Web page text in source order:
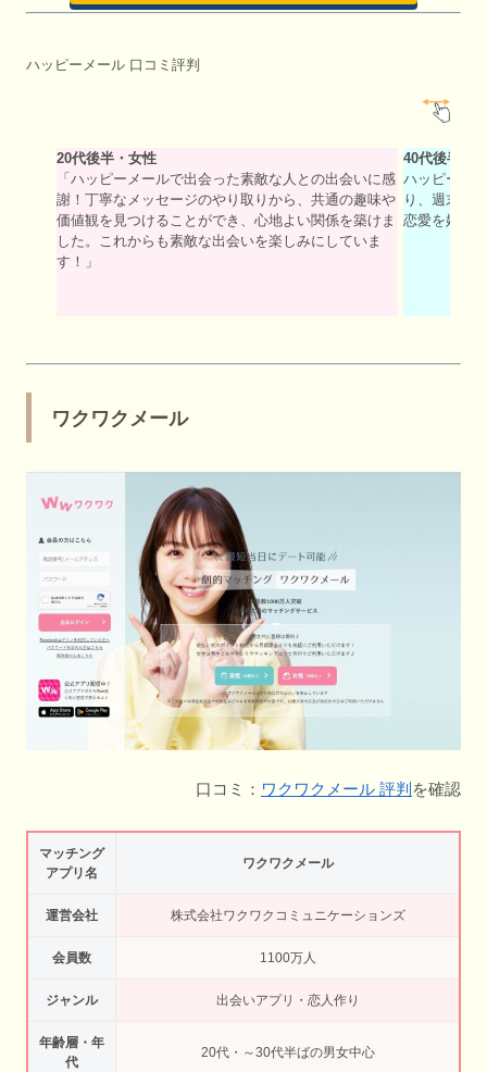
ハッピーメール 口コミ評判
20代後半・女性
「ハッピーメールで出会った素敵な人との出会いに感
謝！丁寧なメッセージのやり取りから、共通の趣味や
価値観を見つけることができ、心地よい関係を築けま
した。これからも素敵な出会いを楽しみにしていま
す！」
40代後半・
ハッピーメ
り、週末の
恋愛を始め
ワクワクメール
口コミ： ワクワクメール 評判 を確認
マッチング
アプリ名
ワクワクメール
運営会社 株式会社ワクワクコミュニケーションズ
会員数 1100万人
ジャンル 出会いアプリ・恋人作り
年齢層・年
代
20代・～30代半ばの男女中心